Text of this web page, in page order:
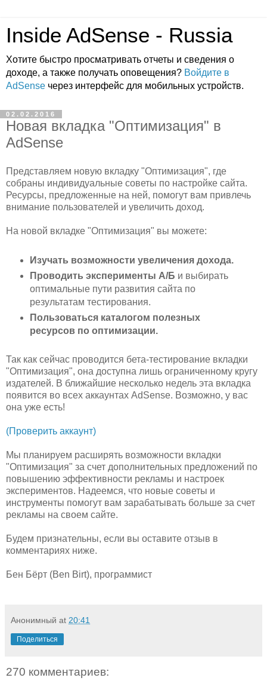
Inside AdSense - Russia
Хотите быстро просматривать отчеты и сведения о
доходе, а также получать оповещения? Войдите в
AdSense через интерфейс для мобильных устройств.
02.02.2016
Новая вкладка "Оптимизация" в
AdSense
Представляем новую вкладку "Оптимизация", где
собраны индивидуальные советы по настройке сайта.
Ресурсы, предложенные на ней, помогут вам привлечь
внимание пользователей и увеличить доход.
На новой вкладке "Оптимизация" вы можете:
Изучать возможности увеличения дохода.
Проводить эксперименты А/Б и выбирать
оптимальные пути развития сайта по
результатам тестирования.
Пользоваться каталогом полезных
ресурсов по оптимизации.
Так как сейчас проводится бета-тестирование вкладки
"Оптимизация", она доступна лишь ограниченному кругу
издателей. В ближайшие несколько недель эта вкладка
появится во всех аккаунтах AdSense. Возможно, у вас
она уже есть!
(Проверить аккаунт)
Мы планируем расширять возможности вкладки
"Оптимизация" за счет дополнительных предложений по
повышению эффективности рекламы и настроек
экспериментов. Надеемся, что новые советы и
инструменты помогут вам зарабатывать больше за счет
рекламы на своем сайте.
Будем признательны, если вы оставите отзыв в
комментариях ниже.
Бен Бёрт (Ben Birt), программист
Анонимный at 20:41
Поделиться
270 комментариев: